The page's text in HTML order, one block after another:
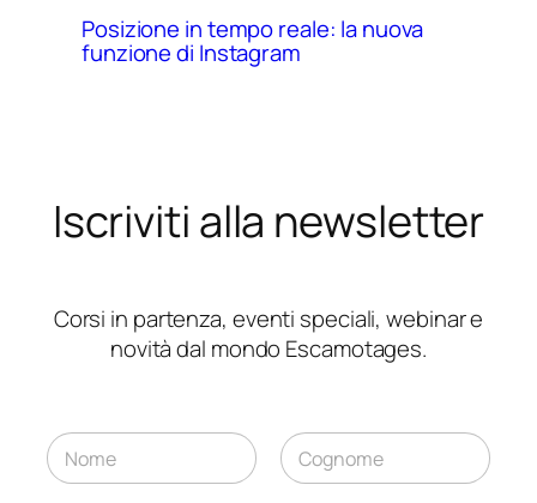
Posizione in tempo reale: la nuova
funzione di Instagram
Iscriviti alla newsletter
Corsi in partenza, eventi speciali, webinar e
novità dal mondo Escamotages.
N
o
m